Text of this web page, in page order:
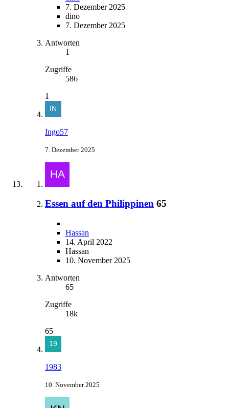
7. Dezember 2025
dino
7. Dezember 2025
Antworten
1
Zugriffe
586
1
Ingo57
7. Dezember 2025
Essen auf den Philippinen 65
Hassan
14. April 2022
Hassan
10. November 2025
Antworten
65
Zugriffe
18k
65
1983
10. November 2025